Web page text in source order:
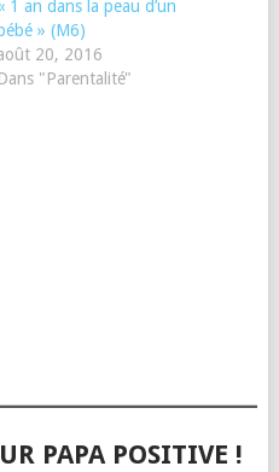
1 an dans la peau d’un
bébé » (M6)
20, 2016
Dans "Parentalité"
PAPA POSITIVE !